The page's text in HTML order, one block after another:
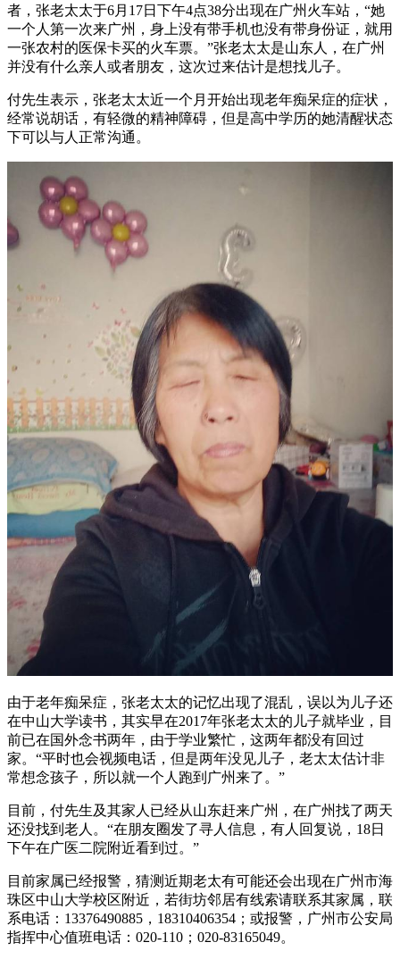
者，张老太太于6月17日下午4点38分出现在广州火车站，“她
一个人第一次来广州，身上没有带手机也没有带身份证，就用
一张农村的医保卡买的火车票。”张老太太是山东人，在广州
并没有什么亲人或者朋友，这次过来估计是想找儿子。
付先生表示，张老太太近一个月开始出现老年痴呆症的症状，
经常说胡话，有轻微的精神障碍，但是高中学历的她清醒状态
下可以与人正常沟通。
由于老年痴呆症，张老太太的记忆出现了混乱，误以为儿子还
在中山大学读书，其实早在2017年张老太太的儿子就毕业，目
前已在国外念书两年，由于学业繁忙，这两年都没有回过
家。“平时也会视频电话，但是两年没见儿子，老太太估计非
常想念孩子，所以就一个人跑到广州来了。”
目前，付先生及其家人已经从山东赶来广州，在广州找了两天
还没找到老人。“在朋友圈发了寻人信息，有人回复说，18日
下午在广医二院附近看到过。”
目前家属已经报警，猜测近期老太有可能还会出现在广州市海
珠区中山大学校区附近，若街坊邻居有线索请联系其家属，联
系电话：13376490885，18310406354；或报警，广州市公安局
指挥中心值班电话：020-110；020-83165049。